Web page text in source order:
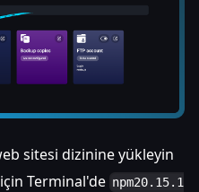
sitesi dizinine yükleyin
için Terminal'de npm20.15.1